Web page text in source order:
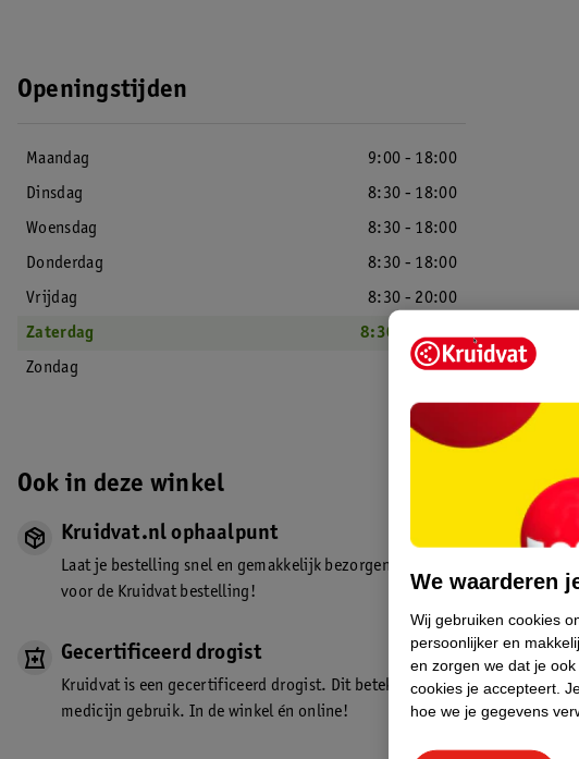
Openingstijden
Maandag
9:00 - 18:00
Dinsdag
8:30 - 18:00
Woensdag
8:30 - 18:00
Donderdag
8:30 - 18:00
Vrijdag
8:30 - 20:00
Zaterdag
8:30 - 18:00
Zondag
Gesloten
Ook in deze winkel
Kruidvat.nl ophaalpunt
Laat je bestelling snel en gemakkelijk bezorgen in de winkel. Zo hoef je
voor de Kruidvat bestelling!
Gecertificeerd drogist
Kruidvat is een gecertificeerd drogist. Dit betekent dat je deskundig
medicijn gebruik. In de winkel én online!
We waarderen
Wij gebruiken cookies
persoonlijker en
en zorgen we dat je
cookies je accepteert.
hoe we je gegevens